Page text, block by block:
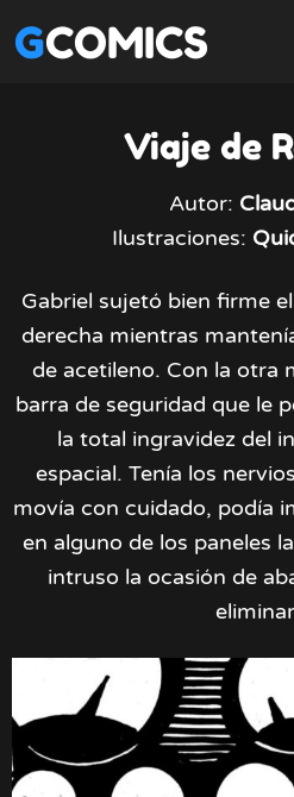
GCOMICS
Viaje de
Autor:
Ilustraciones:
Gabriel sujetó bien firme
derecha mientras
de acetileno. Con la otra
barra de seguridad que le
la total ingravidez del
espacial. Tenía los
movía con cuidado, podía
en alguno de los paneles
intruso la ocasión de